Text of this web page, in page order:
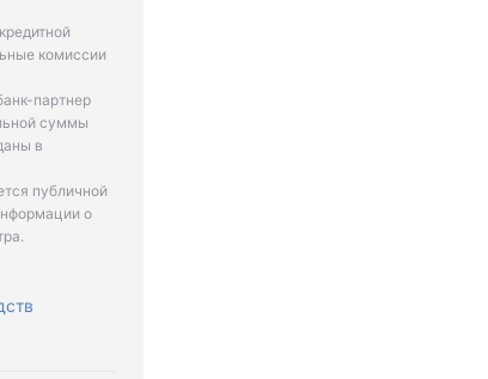
комиссии
партнер
суммы
в
публичной
о